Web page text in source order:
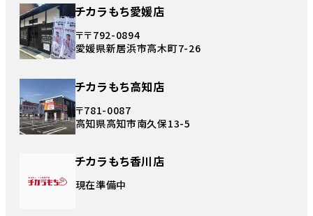
チカラもち愛媛店
〒〒792-0894
愛媛県新居浜市高木町7-26
チカラもち高知店
〒781-0087
高知県高知市南久保13-5
チカラもち香川店
現在準備中